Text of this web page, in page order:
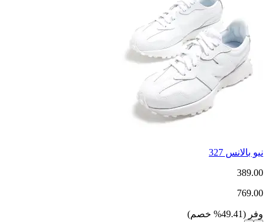
نيو بالانس 327
389.00
769.00
وفر (
49.41
% خصم)